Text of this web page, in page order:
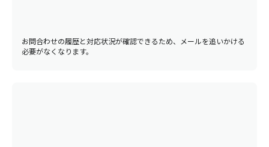
お問合わせの履歴と対応状況が確認できるため、メールを追いかける
必要がなくなります。